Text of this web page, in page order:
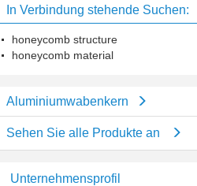
In Verbindung stehende Suchen:
honeycomb structure
honeycomb material
Aluminiumwabenkern
Sehen Sie alle Produkte an
Unternehmensprofil